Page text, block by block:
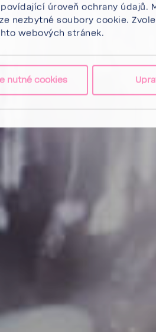
úroveň ochrany údajů.
nezbytné soubory cookie.
webových stránek.
nutné cookies